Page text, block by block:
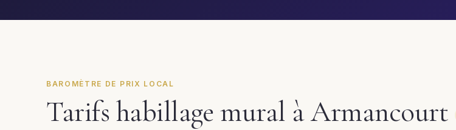
BAROMÈTRE DE PRIX LOCAL
Tarifs habillage mural à Armancourt